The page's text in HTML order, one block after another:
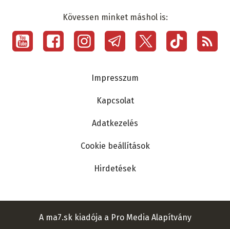
Social
menu
Kövessen minket máshol is:
Impresszum
Kapcsolat
Adatkezelés
Cookie beállítások
Hirdetések
A ma7.sk kiadója a Pro Media Alapítvány